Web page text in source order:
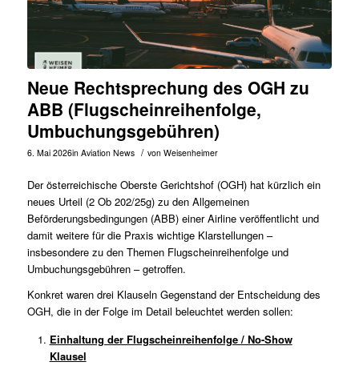
Neue Rechtsprechung des OGH zu
ABB (Flugscheinreihenfolge,
Umbuchungsgebühren)
6. Mai 2026in Aviation News / von Weisenheimer
Der österreichische Oberste Gerichtshof (OGH) hat kürzlich ein
neues Urteil (2 Ob 202/25g) zu den Allgemeinen
Beförderungsbedingungen (ABB) einer Airline veröffentlicht und
damit weitere für die Praxis wichtige Klarstellungen –
insbesondere zu den Themen Flugscheinreihenfolge und
Umbuchungsgebühren – getroffen.
Konkret waren drei Klauseln Gegenstand der Entscheidung des
OGH, die in der Folge im Detail beleuchtet werden sollen:
Einhaltung der Flugscheinreihenfolge / No-Show
Klausel